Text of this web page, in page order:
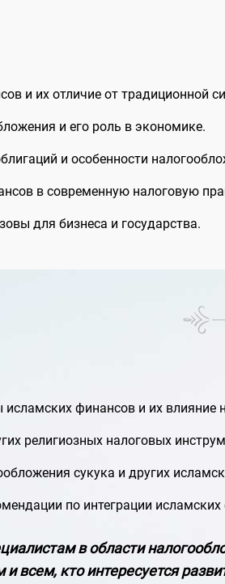
и их отличие от традиционной
и его роль в экономике.
и особенности
в современную налоговую
для бизнеса и государства.
финансов и их влияние
религиозных налоговых
сукука и других
по интеграции
в области
всем, кто интересуется